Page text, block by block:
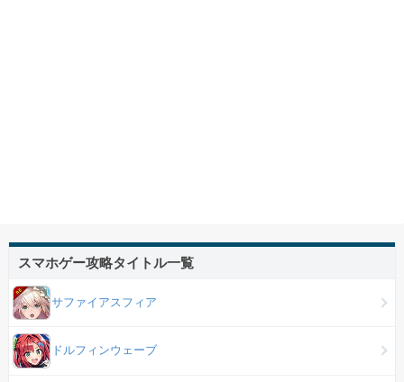
スマホゲー攻略タイトル一覧
サファイアスフィア
ドルフィンウェーブ